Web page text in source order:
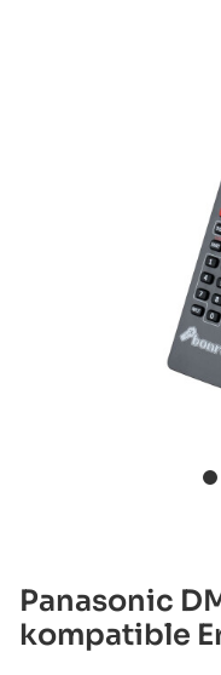
Panasonic
kompatible